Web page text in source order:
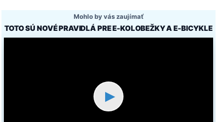
Mohlo by vás zaujímať
TOTO SÚ NOVÉ PRAVIDLÁ PRE E-KOLOBEŽKY A E-BICYKLE
▶